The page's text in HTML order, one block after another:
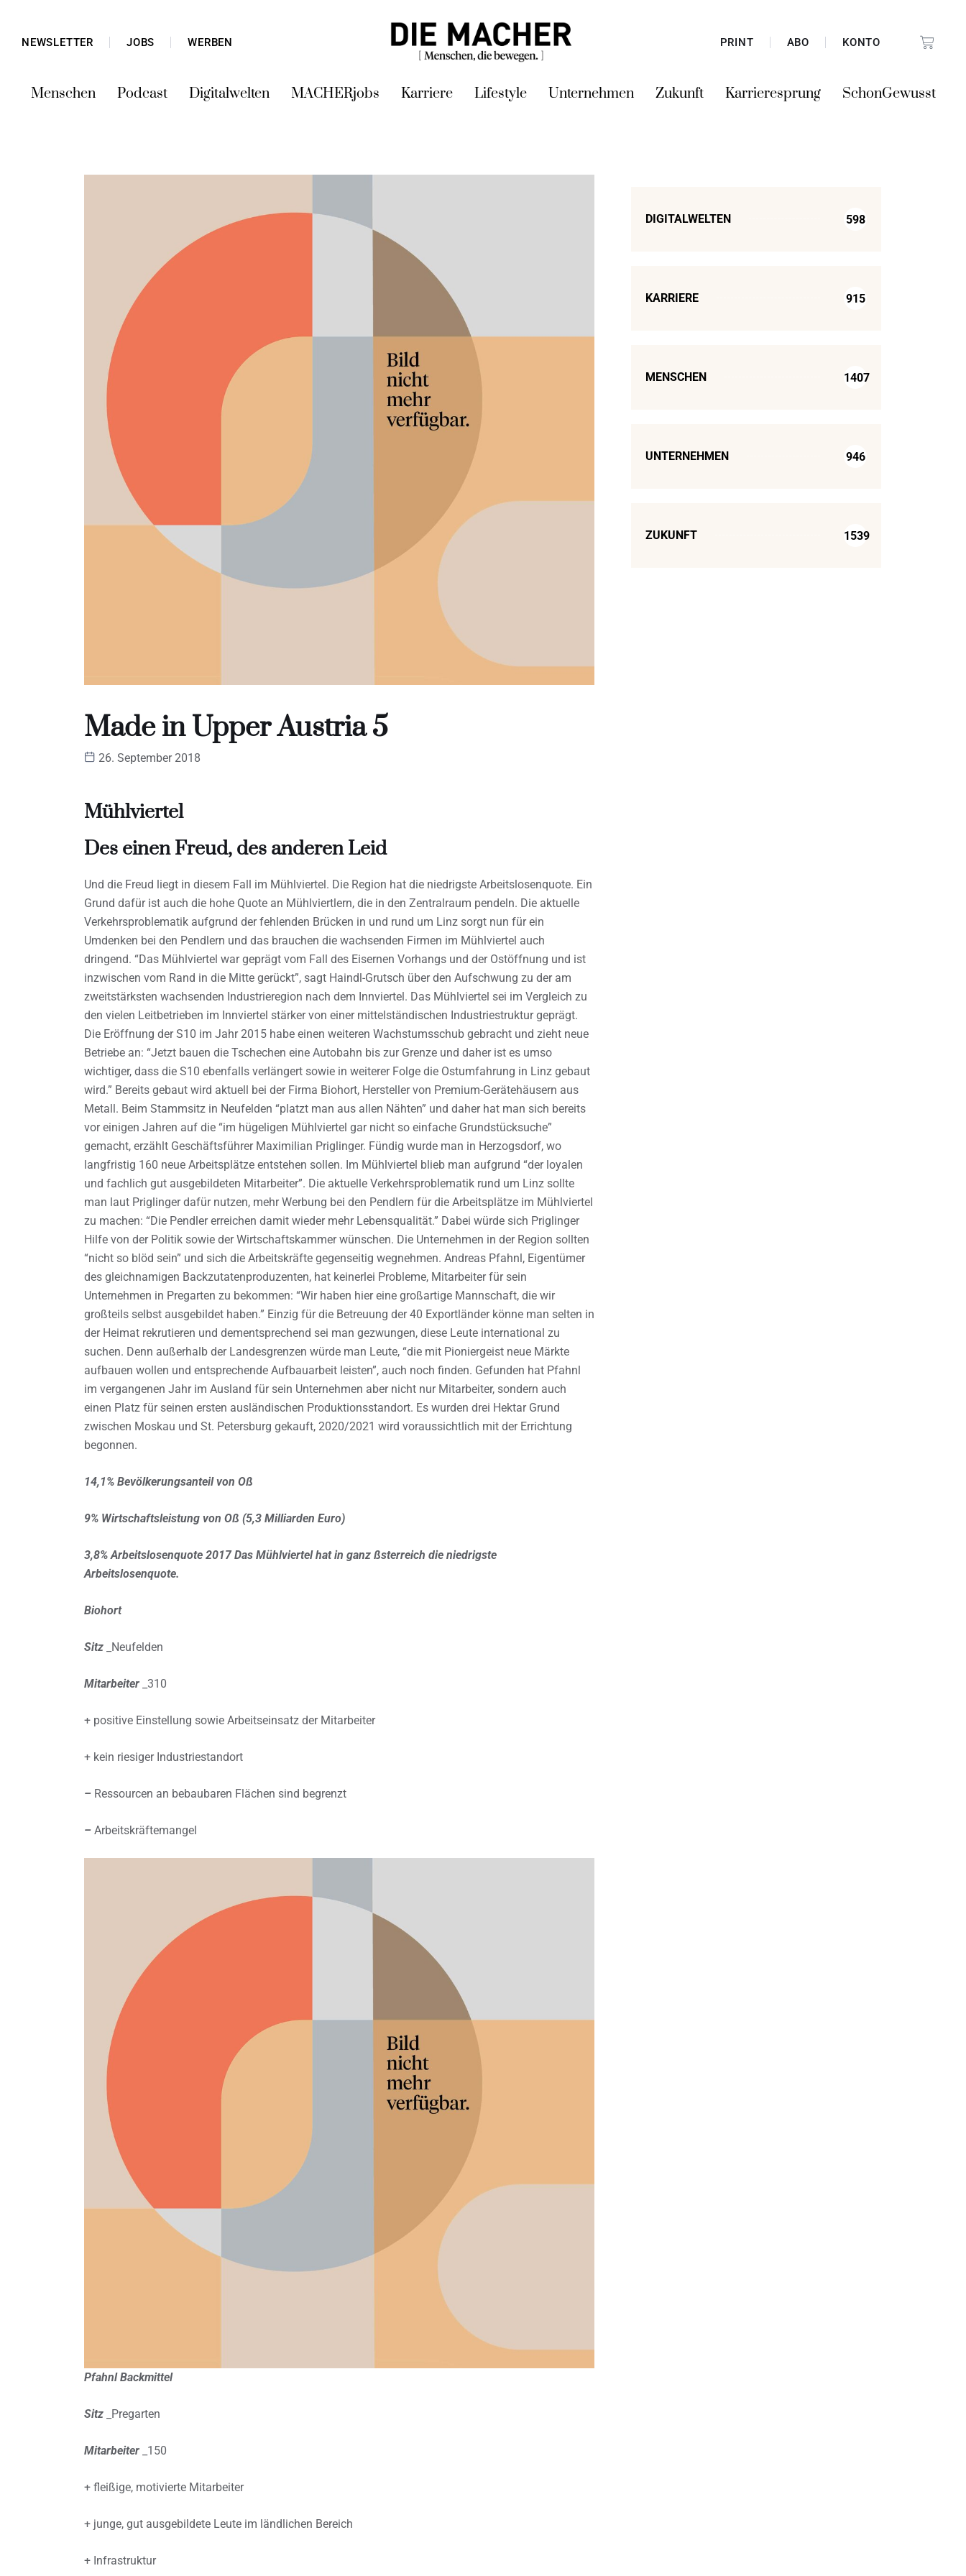
NEWSLETTER JOBS WERBEN PRINT ABO KONTO
Menschen Podcast Digitalwelten MACHERjobs Karriere Lifestyle Unternehmen Zukunft Karrieresprung SchonGewusst
Made in Upper Austria 5
26. September 2018
Mühlviertel
Des einen Freud, des anderen Leid
Und die Freud liegt in diesem Fall im Mühlviertel. Die Region hat die niedrigste Arbeitslosenquote. Ein
Grund dafür ist auch die hohe Quote an Mühlviertlern, die in den Zentralraum pendeln. Die aktuelle
Verkehrsproblematik aufgrund der fehlenden Brücken in und rund um Linz sorgt nun für ein
Umdenken bei den Pendlern und das brauchen die wachsenden Firmen im Mühlviertel auch
dringend. “Das Mühlviertel war geprägt vom Fall des Eisernen Vorhangs und der Ostöffnung und ist
inzwischen vom Rand in die Mitte gerückt”, sagt Haindl-Grutsch über den Aufschwung zu der am
zweitstärksten wachsenden Industrieregion nach dem Innviertel. Das Mühlviertel sei im Vergleich zu
den vielen Leitbetrieben im Innviertel stärker von einer mittelständischen Industriestruktur geprägt.
Die Eröffnung der S10 im Jahr 2015 habe einen weiteren Wachstumsschub gebracht und zieht neue
Betriebe an: “Jetzt bauen die Tschechen eine Autobahn bis zur Grenze und daher ist es umso
wichtiger, dass die S10 ebenfalls verlängert sowie in weiterer Folge die Ostumfahrung in Linz gebaut
wird.” Bereits gebaut wird aktuell bei der Firma Biohort, Hersteller von Premium-Gerätehäusern aus
Metall. Beim Stammsitz in Neufelden “platzt man aus allen Nähten” und daher hat man sich bereits
vor einigen Jahren auf die “im hügeligen Mühlviertel gar nicht so einfache Grundstücksuche”
gemacht, erzählt Geschäftsführer Maximilian Priglinger. Fündig wurde man in Herzogsdorf, wo
langfristig 160 neue Arbeitsplätze entstehen sollen. Im Mühlviertel blieb man aufgrund “der loyalen
und fachlich gut ausgebildeten Mitarbeiter”. Die aktuelle Verkehrsproblematik rund um Linz sollte
man laut Priglinger dafür nutzen, mehr Werbung bei den Pendlern für die Arbeitsplätze im Mühlviertel
zu machen: “Die Pendler erreichen damit wieder mehr Lebensqualität.” Dabei würde sich Priglinger
Hilfe von der Politik sowie der Wirtschaftskammer wünschen. Die Unternehmen in der Region sollten
“nicht so blöd sein” und sich die Arbeitskräfte gegenseitig wegnehmen. Andreas Pfahnl, Eigentümer
des gleichnamigen Backzutatenproduzenten, hat keinerlei Probleme, Mitarbeiter für sein
Unternehmen in Pregarten zu bekommen: “Wir haben hier eine großartige Mannschaft, die wir
großteils selbst ausgebildet haben.” Einzig für die Betreuung der 40 Exportländer könne man selten in
der Heimat rekrutieren und dementsprechend sei man gezwungen, diese Leute international zu
suchen. Denn außerhalb der Landesgrenzen würde man Leute, “die mit Pioniergeist neue Märkte
aufbauen wollen und entsprechende Aufbauarbeit leisten”, auch noch finden. Gefunden hat Pfahnl
im vergangenen Jahr im Ausland für sein Unternehmen aber nicht nur Mitarbeiter, sondern auch
einen Platz für seinen ersten ausländischen Produktionsstandort. Es wurden drei Hektar Grund
zwischen Moskau und St. Petersburg gekauft, 2020/2021 wird voraussichtlich mit der Errichtung
begonnen.
14,1% Bevölkerungsanteil von Oß
9% Wirtschaftsleistung von Oß (5,3 Milliarden Euro)
3,8% Arbeitslosenquote 2017 Das Mühlviertel hat in ganz ßsterreich die niedrigste
Arbeitslosenquote.
Biohort
Sitz _Neufelden
Mitarbeiter _310
+ positive Einstellung sowie Arbeitseinsatz der Mitarbeiter
+ kein riesiger Industriestandort
– Ressourcen an bebaubaren Flächen sind begrenzt
– Arbeitskräftemangel
Pfahnl Backmittel
Sitz _Pregarten
Mitarbeiter _150
+ fleißige, motivierte Mitarbeiter
+ junge, gut ausgebildete Leute im ländlichen Bereich
+ Infrastruktur
DIGITALWELTEN 598
KARRIERE 915
MENSCHEN 1407
UNTERNEHMEN 946
ZUKUNFT 1539